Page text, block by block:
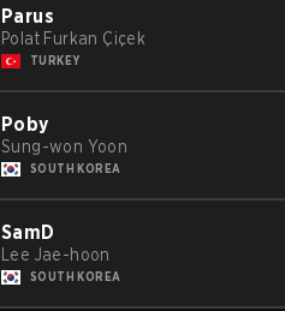
Parus
Polat Furkan Çiçek
TURKEY
Poby
Sung-won Yoon
SOUTH KOREA
SamD
Lee Jae-hoon
SOUTH KOREA